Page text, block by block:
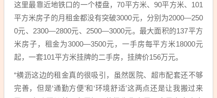
这里最靠近地铁口的一个楼盘，70平方米、90平方米、101
平方米房子的月租金都没有突破3000元，分别为2000—250
0元、2300—2800元、2500—3000元。最大面积的137平方
米房子，租金为3000—3500元，一手房每平方米18000元
起，一套101平方米挂牌的二手房，挂牌价156万元。
“横沥这边的租金真的很吸引，虽然医院、超市配套还不够
完善，但是‘通勤方便’和‘环境舒适’这两点还是让我搬过来